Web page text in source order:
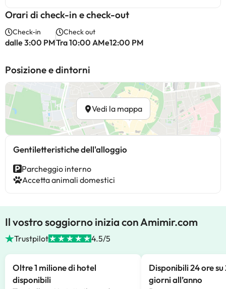
Orari di check-in e check-out
Check-in
dalle 3:00 PM
Check out
Tra 10:00 AMe12:00 PM
Posizione e dintorni
Vedi la mappa
Gentiletteristiche dell'alloggio
Parcheggio interno
Accetta animali domestici
Il vostro soggiorno inizia con Amimir.com
Trustpilot 4.5/5
Oltre 1 milione di hotel
disponibili
Disponibili 24 ore su
giorni all’anno